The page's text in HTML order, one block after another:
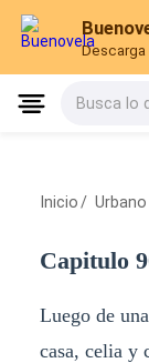
Descarga
Busca lo
Inicio / Urbano
Capitulo
Luego de
casa, celia y